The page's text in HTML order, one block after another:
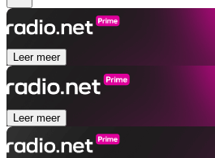
Leer meer
Leer meer